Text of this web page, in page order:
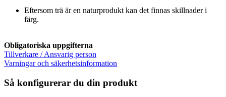
Eftersom trä är en naturprodukt kan det finnas skillnader i
färg.
Obligatoriska uppgifterna
Tillverkare / Ansvarig person
Varningar och säkerhetsinformation
Så konfigurerar du din produkt